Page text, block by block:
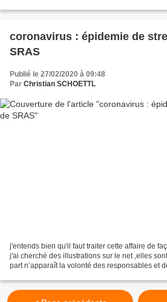
coronavirus : épidemie de stress plutot que de
SRAS
Publié le 27/02/2020 à 09:48
Par Christian SCHOETTL
j'entends bien qu'il faut traiter cette affaire de
j'ai cherché des illustrations sur le net ,elles
part n’apparaît la volonté des responsables et